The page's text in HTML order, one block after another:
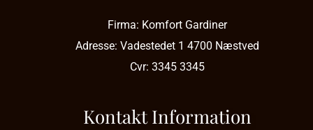
Firma: Komfort Gardiner
Adresse: Vadestedet 1 4700 Næstved
Cvr: 3345 3345
Kontakt Information